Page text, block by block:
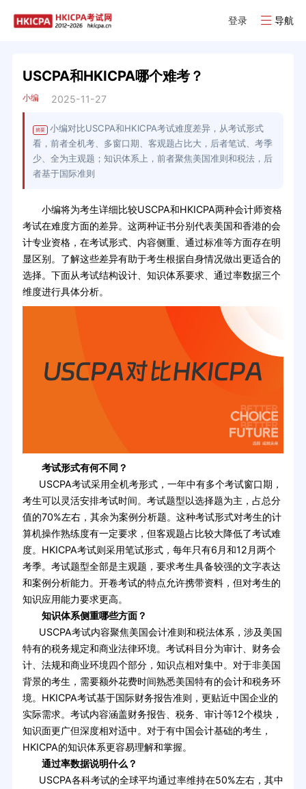
登录 导航
USCPA和HKICPA哪个难考？
小编 2025-11-27
摘要
小编对比USCPA和HKICPA考试难度差异，从考试形式
看，前者全机考、多窗口期、客观题占比大，后者笔试、考季
少、全为主观题；知识体系上，前者聚焦美国准则和税法，后
者基于国际准则
小编将为考生详细比较USCPA和HKICPA两种会计师资格
考试在难度方面的差异。这两种证书分别代表美国和香港的会
计专业资格，在考试形式、内容侧重、通过标准等方面存在明
显区别。了解这些差异有助于考生根据自身情况做出更适合的
选择。下面从考试结构设计、知识体系要求、通过率数据三个
维度进行具体分析。
考试形式有何不同？
USCPA考试采用全机考形式，一年中有多个考试窗口期，
考生可以灵活安排考试时间。考试题型以选择题为主，占总分
值的70%左右，其余为案例分析题。这种考试形式对考生的计
算机操作熟练度有一定要求，但客观题占比较大降低了考试难
度。HKICPA考试则采用笔试形式，每年只有6月和12月两个
考季。考试题型全部是主观题，要求考生具备较强的文字表达
和案例分析能力。开卷考试的特点允许携带资料，但对考生的
知识应用能力要求更高。
知识体系侧重哪些方面？
USCPA考试内容聚焦美国会计准则和税法体系，涉及美国
特有的税务规定和商业法律环境。考试科目分为审计、财务会
计、法规和商业环境四个部分，知识点相对集中。对于非美国
背景的考生，需要额外花费时间熟悉美国特有的会计和税务环
境。HKICPA考试基于国际财务报告准则，更贴近中国企业的
实际需求。考试内容涵盖财务报告、税务、审计等12个模块，
知识面更广但深度相对适中。对于有中国会计基础的考生，
HKICPA的知识体系更容易理解和掌握。
通过率数据说明什么？
USCPA各科考试的全球平均通过率维持在50%左右，其中